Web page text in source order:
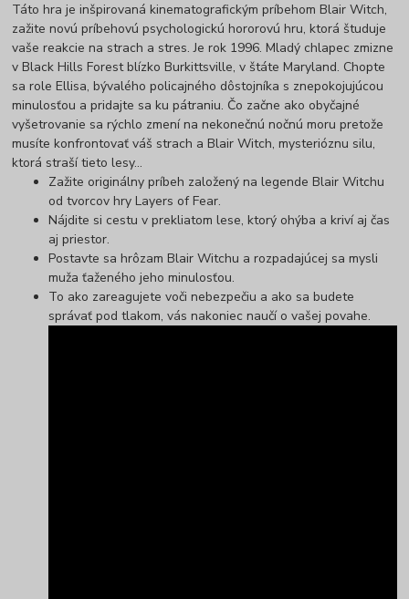
Táto hra je inšpirovaná kinematografickým príbehom Blair Witch,
zažite novú príbehovú psychologickú hororovú hru, ktorá študuje
vaše reakcie na strach a stres. Je rok 1996. Mladý chlapec zmizne
v Black Hills Forest blízko Burkittsville, v štáte Maryland. Chopte
sa role Ellisa, bývalého policajného dôstojníka s znepokojujúcou
minulosťou a pridajte sa ku pátraniu. Čo začne ako obyčajné
vyšetrovanie sa rýchlo zmení na nekonečnú nočnú moru pretože
musíte konfrontovať váš strach a Blair Witch, mysterióznu silu,
ktorá straší tieto lesy...
Zažite originálny príbeh založený na legende Blair Witchu
od tvorcov hry Layers of Fear.
Nájdite si cestu v prekliatom lese, ktorý ohýba a kriví aj čas
aj priestor.
Postavte sa hrôzam Blair Witchu a rozpadajúcej sa mysli
muža ťaženého jeho minulosťou.
To ako zareagujete voči nebezpečiu a ako sa budete
správať pod tlakom, vás nakoniec naučí o vašej povahe.